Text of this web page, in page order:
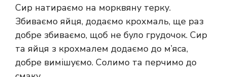
Сир натираємо на морквяну терку.
Збиваємо яйця, додаємо крохмаль, ще раз
добре збиваємо, щоб не було грудочок. Сир
та яйця з крохмалем додаємо до м’яса,
добре вимішуємо. Солимо та перчимо до